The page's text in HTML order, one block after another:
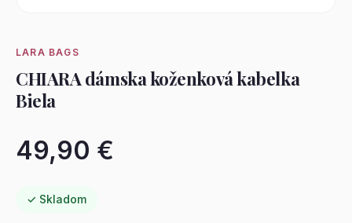
LARA BAGS
CHIARA dámska koženková kabelka
Biela
49,90 €
✓ Skladom